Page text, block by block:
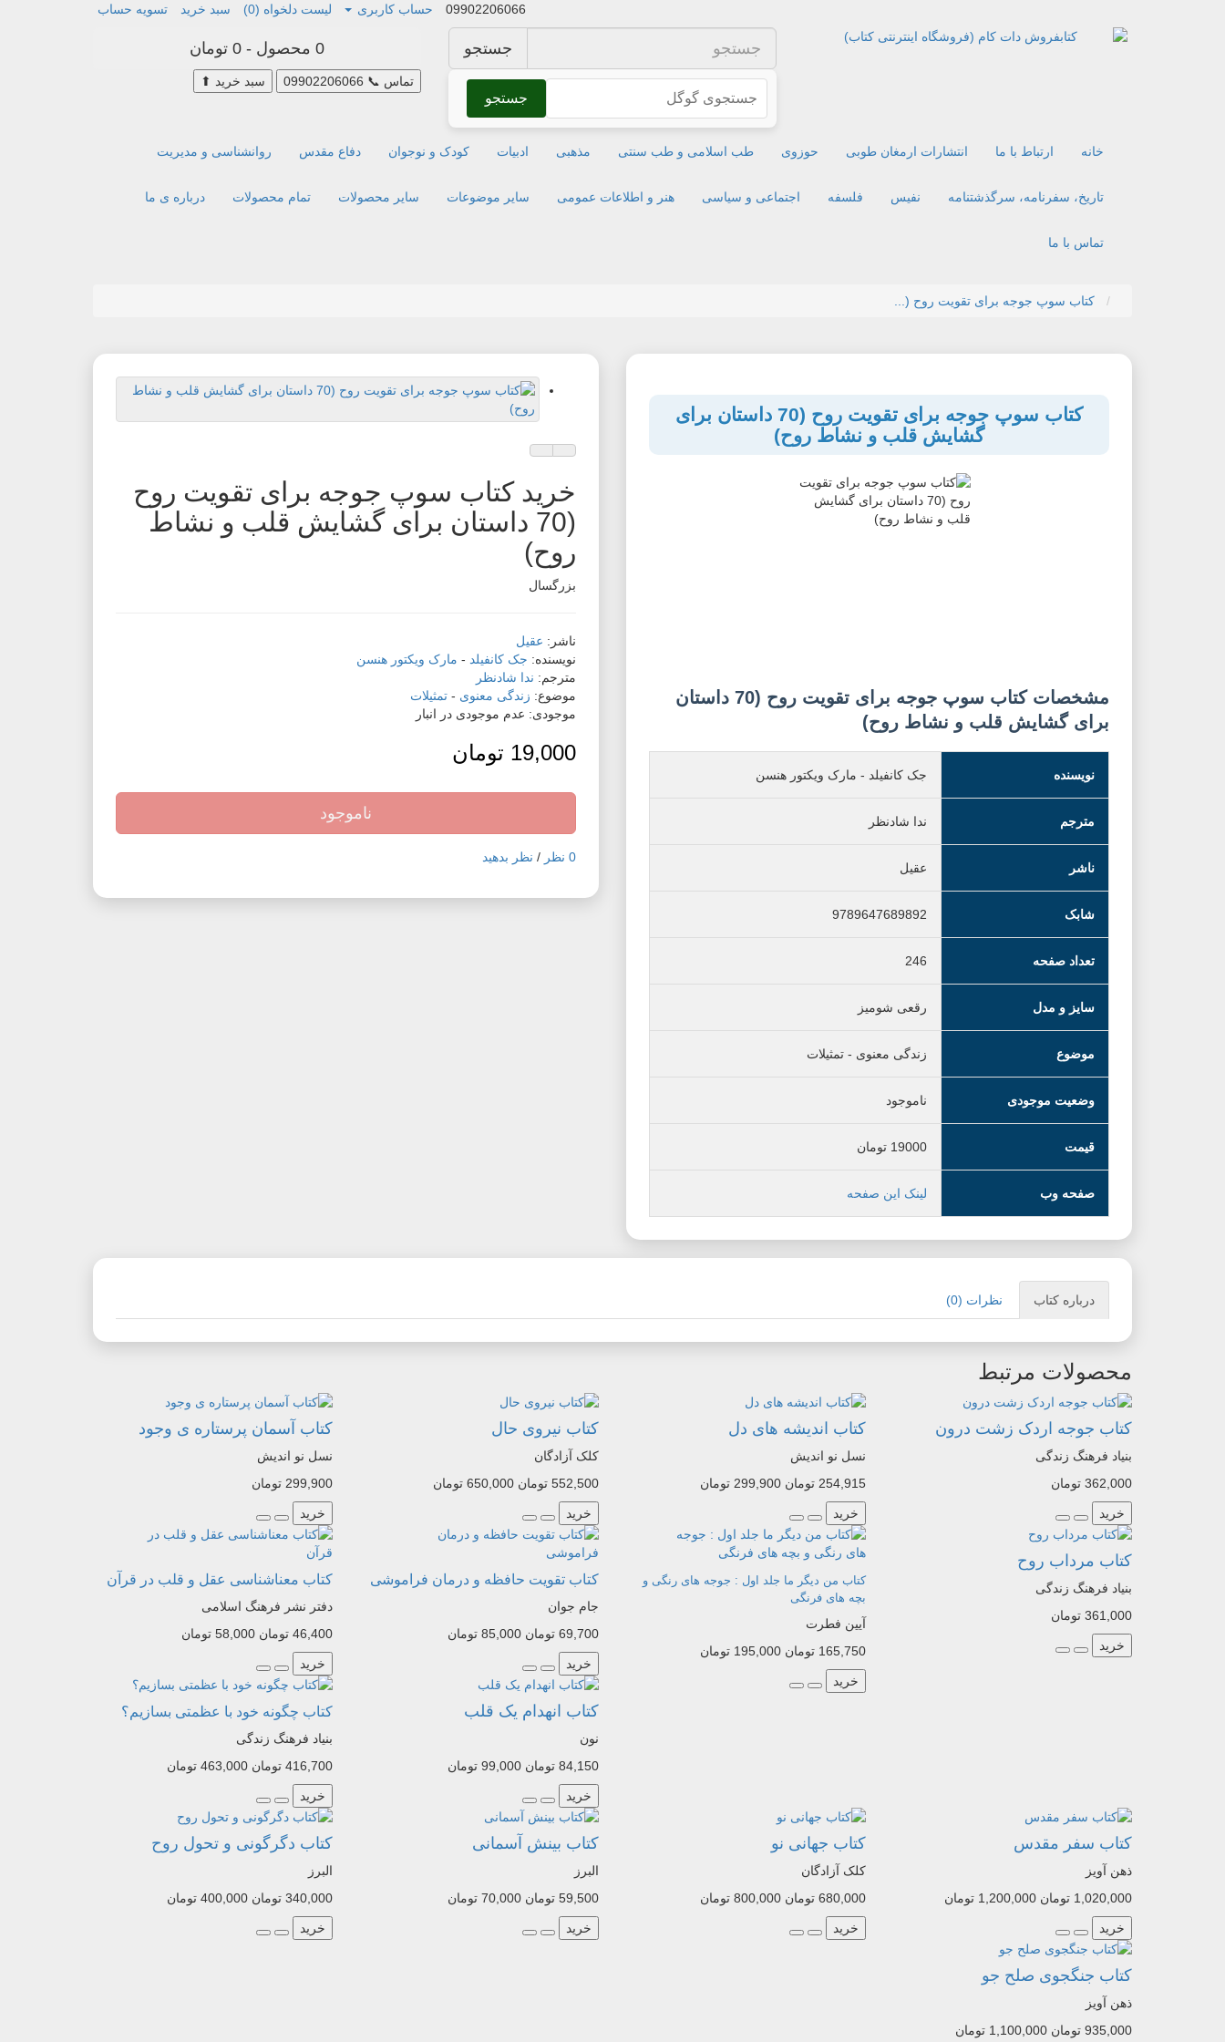
09902206066 حساب کاربری لیست دلخواه (0) سبد خرید تسویه حساب
جستجو
جستجو
0 محصول - 0 تومان
تماس 📞
09902206066 سبد خرید ⬆
خانه ارتباط با ما انتشارات ارمغان طوبی حوزوی طب اسلامی و طب سنتی مذهبی ادبیات کودک و نوجوان دفاع مقدس روانشناسی و مدیریت
تاریخ، سفرنامه، سرگذشتنامه نفیس فلسفه اجتماعی و سیاسی هنر و اطلاعات عمومی سایر موضوعات سایر محصولات تمام محصولات درباره ی ما
تماس با ما
کتاب سوپ جوجه برای تقویت روح (...
کتاب سوپ جوجه برای تقویت روح (70 داستان برای
گشایش قلب و نشاط روح)
مشخصات کتاب سوپ جوجه برای تقویت روح (70 داستان
برای گشایش قلب و نشاط روح)
نویسنده جک کانفیلد - مارک ویکتور هنسن
مترجم ندا شادنظر
ناشر عقیل
شابک 9789647689892
تعداد صفحه 246
سایز و مدل رقعی شومیز
موضوع زندگی معنوی - تمثیلات
وضعیت موجودی ناموجود
قیمت 19000 تومان
صفحه وب لینک این صفحه
افزودن به لیست دلخواه
مقایسه این محصول
خرید کتاب سوپ جوجه برای تقویت روح
(70 داستان برای گشایش قلب و نشاط
روح)
بزرگسال
ناشر: عقیل
نویسنده: جک کانفیلد - مارک ویکتور هنسن
مترجم: ندا شادنظر
موضوع: زندگی معنوی - تمثیلات
موجودی: عدم موجودی در انبار
19,000 تومان
ناموجود
0 نظر / نظر بدهید
درباره کتاب نظرات (0)
محصولات مرتبط
کتاب جوجه اردک زشت درون
بنیاد فرهنگ زندگی
362,000 تومان
خرید
کتاب اندیشه های دل
نسل نو اندیش
254,915 تومان
299,900 تومان
خرید
کتاب نیروی حال
کلک آزادگان
552,500 تومان
650,000 تومان
خرید
کتاب آسمان پرستاره ی وجود
نسل نو اندیش
299,900 تومان
خرید
کتاب مرداب روح
بنیاد فرهنگ زندگی
361,000 تومان
خرید
کتاب من دیگر ما جلد اول : جوجه های رنگی و
بچه های فرنگی
آیین فطرت
165,750 تومان
195,000 تومان
خرید
کتاب تقویت حافظه و درمان فراموشی
جام جوان
69,700 تومان
85,000 تومان
خرید
کتاب معناشناسی عقل و قلب در قرآن
دفتر نشر فرهنگ اسلامی
46,400 تومان
58,000 تومان
خرید
کتاب انهدام یک قلب
نون
84,150 تومان
99,000 تومان
خرید
کتاب چگونه خود با عظمتی بسازیم؟
بنیاد فرهنگ زندگی
416,700 تومان
463,000 تومان
خرید
کتاب سفر مقدس
ذهن آویز
1,020,000 تومان
1,200,000 تومان
خرید
کتاب جهانی نو
کلک آزادگان
680,000 تومان
800,000 تومان
خرید
کتاب بینش آسمانی
البرز
59,500 تومان
70,000 تومان
خرید
کتاب دگرگونی و تحول روح
البرز
340,000 تومان
400,000 تومان
خرید
کتاب جنگجوی صلح جو
ذهن آویز
935,000 تومان
1,100,000 تومان